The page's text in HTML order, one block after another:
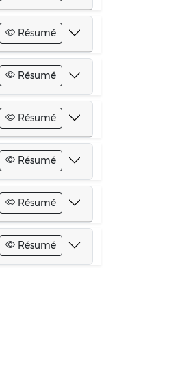
Résumé
Résumé
Résumé
Résumé
Résumé
Résumé